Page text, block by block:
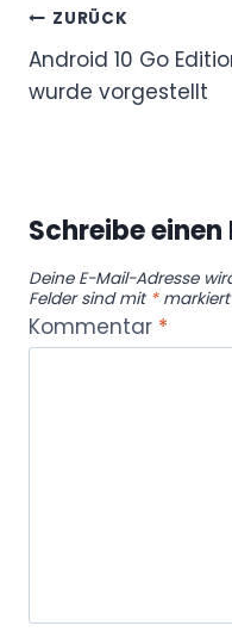
ZURÜCK
Android 10 Go
wurde vorgestellt
Schreibe
Deine E-Mail-Adresse
Felder sind mit *markiert
Kommentar *